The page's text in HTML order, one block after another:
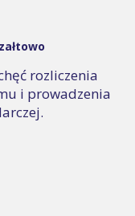
rozliczenia
i prowadzenia